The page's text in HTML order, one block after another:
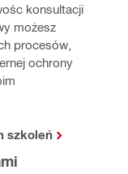
konsultacji
możesz
procesów,
ochrony
szkoleń